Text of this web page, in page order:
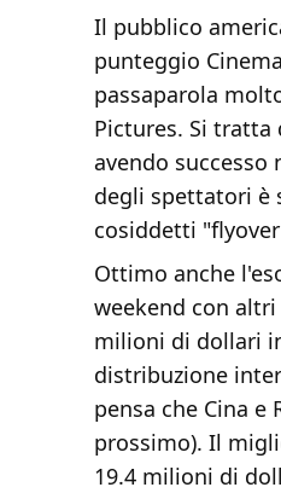
Il pubblico
punteggio
passaparola
Pictures. Si
avendo
degli spettatori è
cosiddetti
Ottimo anche
weekend con
milioni di dollari
distribuzione
pensa che Cina e
prossimo). Il
19.4 milioni di